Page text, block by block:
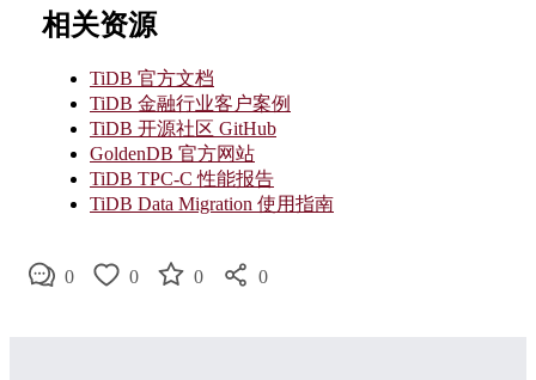
相关资源
TiDB 官方文档
TiDB 金融行业客户案例
TiDB 开源社区 GitHub
GoldenDB 官方网站
TiDB TPC-C 性能报告
TiDB Data Migration 使用指南
0 0 0 0